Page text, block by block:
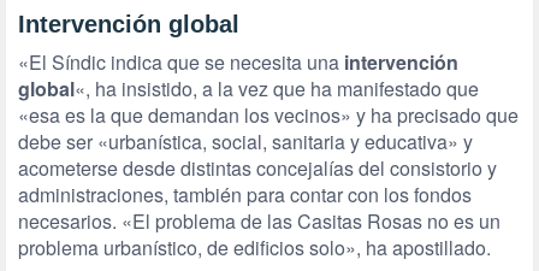
Intervención global
«El Síndic indica que se necesita una intervención
global«, ha insistido, a la vez que ha manifestado que
«esa es la que demandan los vecinos» y ha precisado que
debe ser «urbanística, social, sanitaria y educativa» y
acometerse desde distintas concejalías del consistorio y
administraciones, también para contar con los fondos
necesarios. «El problema de las Casitas Rosas no es un
problema urbanístico, de edificios solo», ha apostillado.